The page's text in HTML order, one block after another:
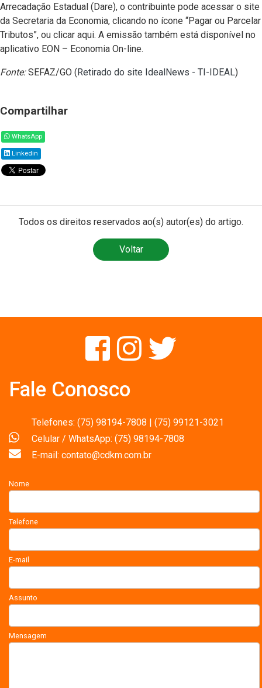
Arrecadação Estadual (Dare), o contribuinte pode acessar o site
da Secretaria da Economia, clicando no ícone “Pagar ou Parcelar
Tributos”, ou clicar aqui. A emissão também está disponível no
aplicativo EON – Economia On-line.
Fonte:SEFAZ/GO (Retirado do site IdealNews - TI-IDEAL)
Compartilhar
WhatsApp
Linkedin
Todos os direitos reservados ao(s) autor(es) do artigo.
Voltar
Fale Conosco
Telefones: (75) 98194-7808 | (75) 99121-3021
Celular / WhatsApp: (75) 98194-7808
E-mail: contato@cdkm.com.br
Nome
Telefone
E-mail
Assunto
Mensagem